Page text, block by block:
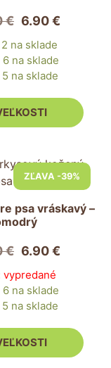
€ 6.90€
2 na sklade
6 na sklade
5 na sklade
ZĽAVA -39%
psa vráskavý –
€ 6.90€
vypredané
6 na sklade
5 na sklade